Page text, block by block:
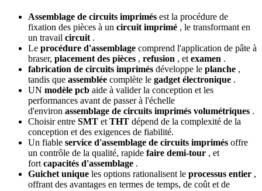
Assemblage de circuits imprimés est la procédure de
fixation des pièces à un circuit imprimé , le transformant en
un travail circuit .
Le procédure d'assemblage comprend l'application de pâte à
braser, placement des pièces , refusion , et examen .
fabrication de circuits imprimés développe le planche ,
tandis que assemblée complète le gadget électronique .
UN modèle pcb aide à valider la conception et les
performances avant de passer à l'échelle
d'environ assemblage de circuits imprimés volumétriques .
Choisir entre SMT et THT dépend de la complexité de la
conception et des exigences de fiabilité.
Un fiable service d'assemblage de circuits imprimés offre
un contrôle de la qualité, rapide faire demi-tour , et
fort capacités d'assemblage .
Guichet unique les options rationalisent le processus entier ,
offrant des avantages en termes de temps, de coût et de